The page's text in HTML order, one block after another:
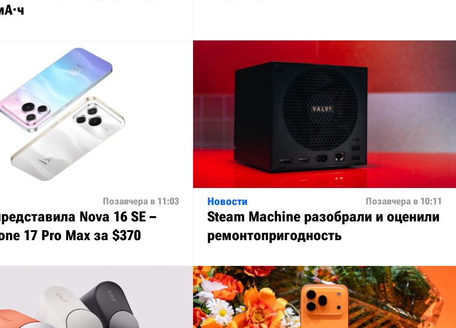
Позавчера в 11:03
Nova 16 SE –
17 Pro Max за $370
Новости Позавчера в 10:11
Steam Machine разобрали и оценили
ремонтопригодность